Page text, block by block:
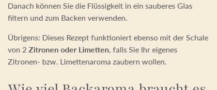
Danach können Sie die Flüssigkeit in ein sauberes Glas
filtern und zum Backen verwenden.
Übrigens: Dieses Rezept funktioniert ebenso mit der Schale
von 2 Zitronen oder Limetten , falls Sie Ihr eigenes
Zitronen- bzw. Limettenaroma zaubern wollen.